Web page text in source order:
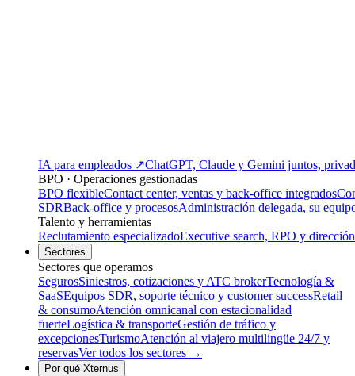
IA para empleados ↗ChatGPT, Claude y Gemini juntos,
BPO · Operaciones gestionadas
BPO flexibleContact center, ventas y back-office integrados
SDRBack-office y procesosAdministración delegada, su
Talento y herramientas
Reclutamiento especializadoExecutive search, RPO y
Sectores
Sectores que operamos
SegurosSiniestros, cotizaciones y ATC brokerTecnología &
SaaSEquipos SDR, soporte técnico y customer successRetail
& consumoAtención omnicanal con estacionalidad
fuerteLogística & transporteGestión de tráfico y
excepcionesTurismoAtención al viajero multilingüe 24/7 y
reservasVer todos los sectores →
Por qué Xternus